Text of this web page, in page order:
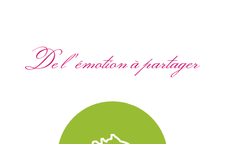
De l'émotion à partager